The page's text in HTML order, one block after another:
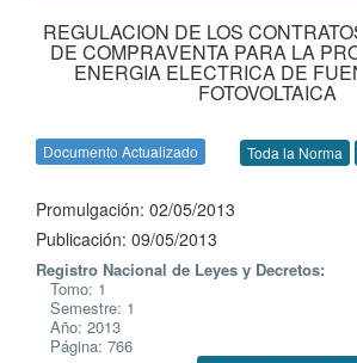
REGULACION DE LOS
DE COMPRAVENTA PARA LA
ENERGIA ELECTRICA DE
FOTOVOLTAICA
Documento Actualizado Toda la Norma
Promulgación: 02/05/2013
Publicación: 09/05/2013
Registro Nacional de Leyes y Decretos:
Tomo: 1
Semestre: 1
Año: 2013
Página: 766